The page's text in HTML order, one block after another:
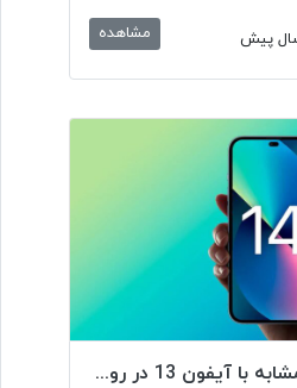
مشاهده
معرفی آیفون 14 مشابه با آیفون 13 در رویداد سپتامبر اپل